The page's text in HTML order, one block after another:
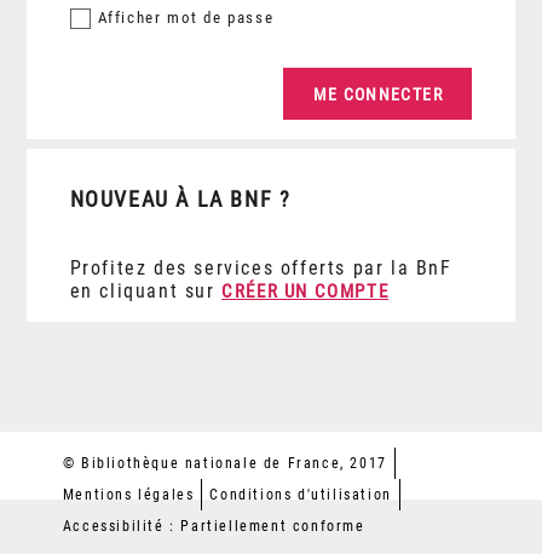
Afficher mot de passe
NOUVEAU À LA BNF ?
Profitez des services offerts par la BnF
en cliquant sur CRÉER UN COMPTE
© Bibliothèque nationale de France, 2017
Mentions légales
Conditions d'utilisation
Accessibilité : Partiellement conforme